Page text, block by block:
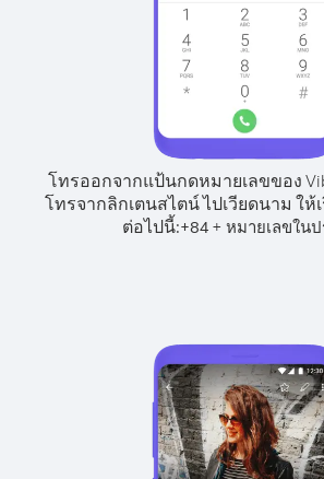
โทรออกจากแป้นกดหมายเลขของ
โทรจากลิกเตนสไตน์ ไปเวียดนาม ให้
ต่อไปนี้:+84 + หมายเลขในป